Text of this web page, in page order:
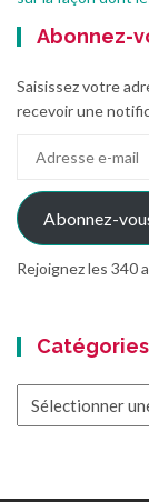
Abonnez-
Saisissez votre
recevoir une
mail
Abonnez-
Rejoignez les 340
Catégories